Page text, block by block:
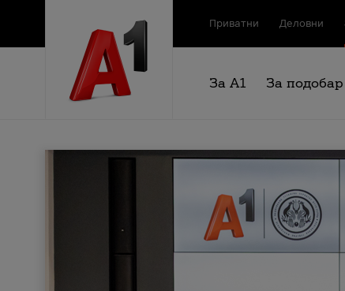
Приватни Деловни
За А1 За подобар